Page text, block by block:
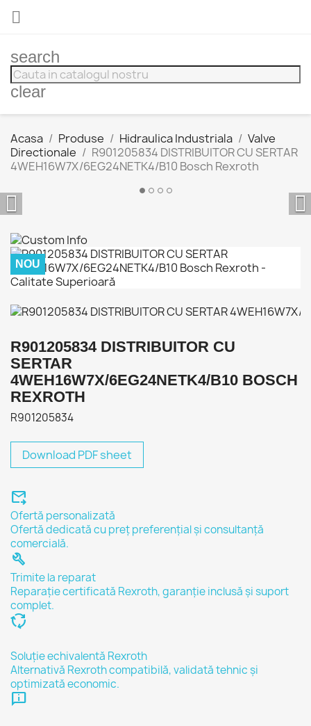

search
clear
Acasa Produse Hidraulica Industriala
Valve
Directionale
R901205834 DISTRIBUITOR CU SERTAR
4WEH16W7X/6EG24NETK4/B10 Bosch Rexroth
 
NOU
R901205834 DISTRIBUITOR CU
SERTAR
4WEH16W7X/6EG24NETK4/B10 BOSCH
REXROTH
R901205834
Download PDF sheet
forward_to_inbox
Ofertă personalizată
Ofertă dedicată cu preț preferențial și consultanță
comercială.
build
Trimite la reparat
Reparație certificată Rexroth, garanție inclusă și suport
complet.
cycle
Soluție echivalentă Rexroth
Alternativă Rexroth compatibilă, validată tehnic și
optimizată economic.
chat_info